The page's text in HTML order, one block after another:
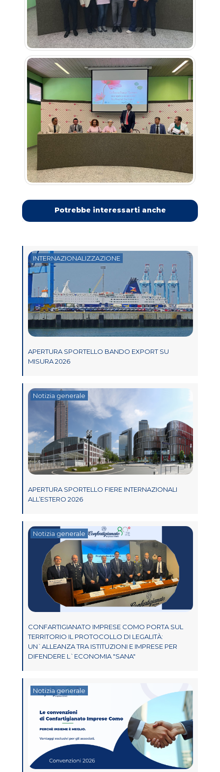
Potrebbe interessarti anche
INTERNAZIONALIZZAZIONE
APERTURA SPORTELLO BANDO EXPORT SU
MISURA 2026
Notizia generale
APERTURA SPORTELLO FIERE INTERNAZIONALI
ALL’ESTERO 2026
Notizia generale
CONFARTIGIANATO IMPRESE COMO PORTA SUL
TERRITORIO IL PROTOCOLLO DI LEGALITÀ:
UN`ALLEANZA TRA ISTITUZIONI E IMPRESE PER
DIFENDERE L`ECONOMIA "SANA"
Notizia generale